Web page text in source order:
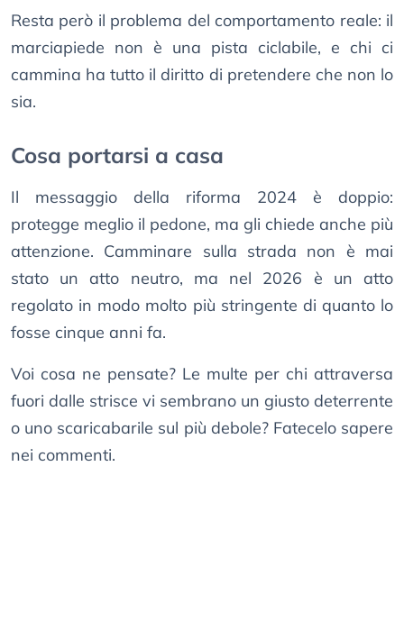
Resta però il problema del comportamento reale: il
marciapiede non è una pista ciclabile, e chi ci
cammina ha tutto il diritto di pretendere che non lo
sia.
Cosa portarsi a casa
Il messaggio della riforma 2024 è doppio:
protegge meglio il pedone, ma gli chiede anche più
attenzione. Camminare sulla strada non è mai
stato un atto neutro, ma nel 2026 è un atto
regolato in modo molto più stringente di quanto lo
fosse cinque anni fa.
Voi cosa ne pensate? Le multe per chi attraversa
fuori dalle strisce vi sembrano un giusto deterrente
o uno scaricabarile sul più debole? Fatecelo sapere
nei commenti.